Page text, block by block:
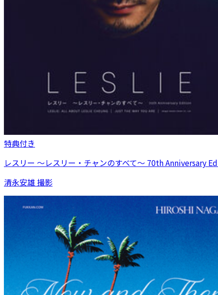
特典付き
レスリー ～レスリー・チャンのすべて～ 70th Anniversary
清永安雄 撮影